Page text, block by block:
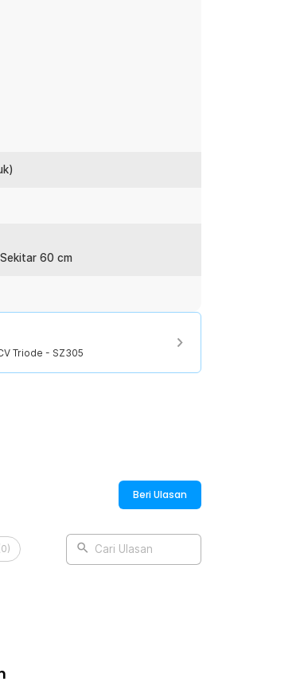
pengguna mendeteksi
konduktor terbuka. Cukup
bekerja, terutama pada sistem
AAA yang mudah
atau baterai khusus, sehingga
60 cm
Triode - SZ305
Beri Ulasan
0) Cari Ulasan